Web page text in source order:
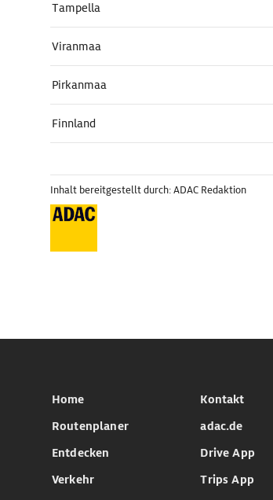
Tampella
Viranmaa
Pirkanmaa
Finnland
Inhalt bereitgestellt durch: ADAC Redaktion
Home
Routenplaner
Entdecken
Verkehr
Kontakt
adac.de
Drive App
Trips App